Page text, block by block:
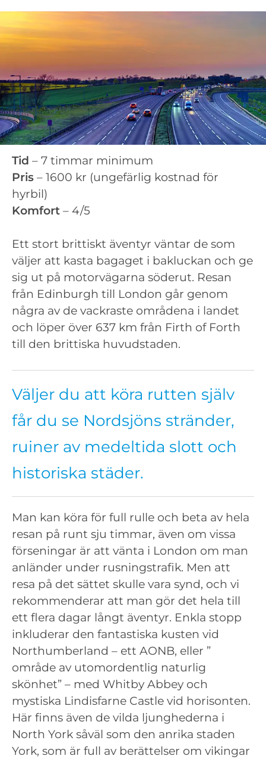
Tid – 7 timmar minimum
Pris – 1600 kr (ungefärlig kostnad för
hyrbil)
Komfort – 4/5
Ett stort brittiskt äventyr väntar de som
väljer att kasta bagaget i bakluckan och ge
sig ut på motorvägarna söderut. Resan
från Edinburgh till London går genom
några av de vackraste områdena i landet
och löper över 637 km från Firth of Forth
till den brittiska huvudstaden.
Väljer du att köra rutten själv
får du se Nordsjöns stränder,
ruiner av medeltida slott och
historiska städer.
Man kan köra för full rulle och beta av hela
resan på runt sju timmar, även om vissa
förseningar är att vänta i London om man
anländer under rusningstrafik. Men att
resa på det sättet skulle vara synd, och vi
rekommenderar att man gör det hela till
ett flera dagar långt äventyr. Enkla stopp
inkluderar den fantastiska kusten vid
Northumberland – ett AONB, eller ”
område av utomordentlig naturlig
skönhet” – med Whitby Abbey och
mystiska Lindisfarne Castle vid horisonten.
Här finns även de vilda ljunghederna i
North York såväl som den anrika staden
York, som är full av berättelser om vikingar